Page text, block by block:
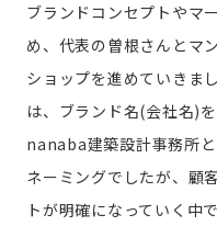
ブランドコンセプトやマ
め、代表の曽根さんとマ
ショップを進めていきまし
は、ブランド名(会社名)
nanaba建築設計事務所
ネーミングでしたが、顧
トが明確になっていく中